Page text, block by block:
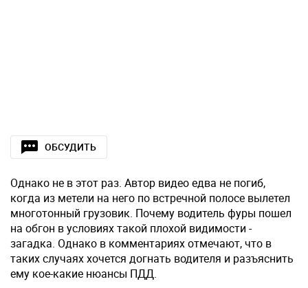
ОБСУДИТЬ
Однако не в этот раз. Автор видео едва не погиб,
когда из метели на него по встречной полосе вылетел
многотонный грузовик. Почему водитель фуры пошел
на обгон в условиях такой плохой видимости -
загадка. Однако в комментариях отмечают, что в
таких случаях хочется догнать водителя и разъяснить
ему кое-какие нюансы ПДД.